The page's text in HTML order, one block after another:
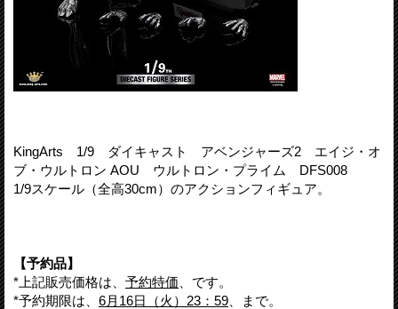
KingArts 1/9 ダイキャスト アベンジャーズ2 エイジ・オ
ブ・ウルトロン AOU ウルトロン・プライム DFS008
1/9スケール （全高30cm） のアクションフィギュア。
【予約品】
*上記販売価格は、 予約特価 、です。
*予約期限は、 6月16日（火）23：59 、まで。